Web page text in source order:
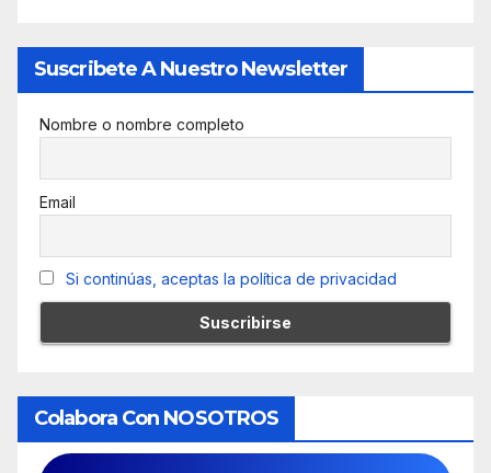
Suscribete A Nuestro Newsletter
Nombre o nombre completo
Email
Si continúas, aceptas la política de privacidad
Colabora Con NOSOTROS